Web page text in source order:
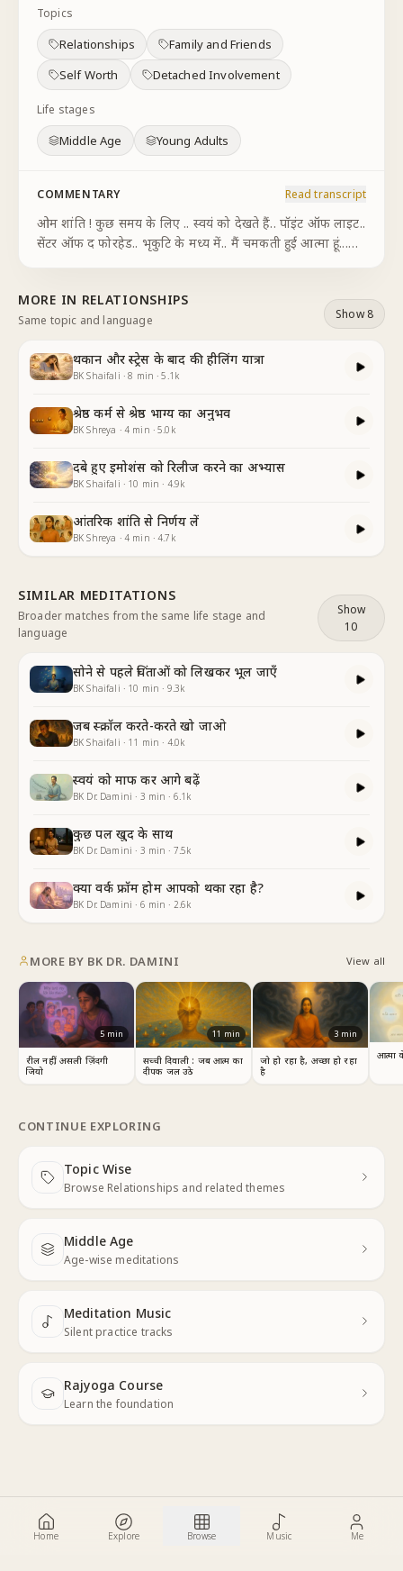
Topics
Relationships
Family and Friends
Self Worth
Detached Involvement
Life stages
Middle Age Young Adults
COMMENTARY Read transcript
ओम शांति ! कुछ समय के लिए .. स्वयं को देखते हैं.. पॉइंट ऑफ लाइट..
सेंटर ऑफ द फोरहेड.. भृकुटि के मध्य में.. मैं चमकती हुई आत्मा हूं...
MORE IN RELATIONSHIPS
Same topic and language Show 8
थकान और स्ट्रेस के बाद की हीलिंग यात्रा
BK Shaifali ·8 min ·5.1k
श्रेष्ठ कर्म से श्रेष्ठ भाग्य का अनुभव
BK Shreya · 4 min ·5.0k
दबे हुए इमोशंस को रिलीज करने का अभ्यास
BK Shaifali · 10 min · 4.9k
आंतरिक शांति से निर्णय लें
BK Shreya · 4 min ·4.7k
SIMILAR MEDITATIONS
Broader matches from the same life stage and
language
Show
10
सोने से पहले चिंताओं को लिखकर भूल जाएँ
BK Shaifali · 10 min · 9.3k
जब स्क्रॉल करते-करते खो जाओ
BK Shaifali · 11 min · 4.0k
स्वयं को माफ कर आगे बढ़ें
BK Dr. Damini · 3 min · 6.1k
कुछ पल खुद के साथ
BK Dr. Damini · 3 min · 7.5k
क्या वर्क फ्रॉम होम आपको थका रहा है?
BK Dr. Damini · 6 min · 2.6k
MORE BY BK DR. DAMINI View all
5 min
रील नहीं, असली ज़िंदगी
जियो
11 min
सच्ची दिवाली : जब आत्म का
दीपक जल उठे
3 min
जो हो रहा है, अच्छा हो रहा
है
आत्मा
CONTINUE EXPLORING
Topic Wise
Browse Relationships and related themes
Next
Middle Age
Age-wise meditations
Next
Meditation Music
Silent practice tracks
Next
Rajyoga Course
Learn the foundation
Home Explore Browse Music Me